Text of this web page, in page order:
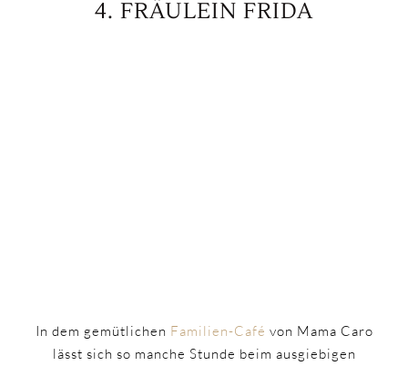
4. FRÄULEIN FRIDA
In dem gemütlichen Familien-Café von Mama Caro
lässt sich so manche Stunde beim ausgiebigen